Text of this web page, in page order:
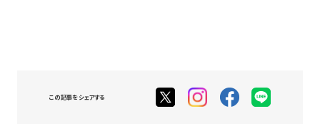
この記事をシェアする